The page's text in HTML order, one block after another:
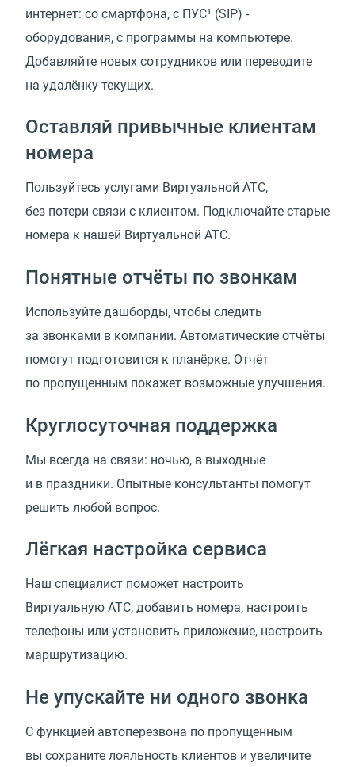
интернет: со смартфона, с ПУС¹ (SIP) -
оборудования, с программы на компьютере.
Добавляйте новых сотрудников или переводите
на удалёнку текущих.
Оставляй привычные клиентам
номера
Пользуйтесь услугами Виртуальной АТС,
без потери связи с клиентом. Подключайте старые
номера к нашей Виртуальной АТС.
Понятные отчёты по звонкам
Используйте дашборды, чтобы следить
за звонками в компании. Автоматические отчёты
помогут подготовится к планёрке. Отчёт
по пропущенным покажет возможные улучшения.
Круглосуточная поддержка
Мы всегда на связи: ночью, в выходные
и в праздники. Опытные консультанты помогут
решить любой вопрос.
Лёгкая настройка сервиса
Наш специалист поможет настроить
Виртуальную АТС, добавить номера, настроить
телефоны или установить приложение, настроить
маршрутизацию.
Не упускайте ни одного звонка
С функцией автоперезвона по пропущенным
вы сохраните лояльность клиентов и увеличите